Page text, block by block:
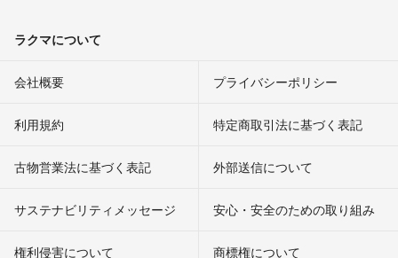
ラクマについて
会社概要 プライバシーポリシー
利用規約 特定商取引法に基づく表記
古物営業法に基づく表記 外部送信について
サステナビリティメッセージ 安心・安全のための取り組み
権利侵害について
商標権について